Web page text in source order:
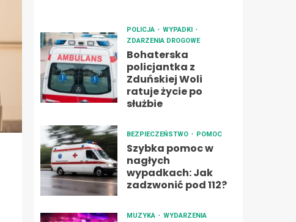
POLICJA
WYPADKI
ZDARZENIA DROGOWE
Bohaterska
policjantka z
Zduńskiej Woli
ratuje życie po
służbie
BEZPIECZEŃSTWO POMOC
Szybka pomoc w
nagłych
wypadkach: Jak
zadzwonić pod 112?
MUZYKA WYDARZENIA